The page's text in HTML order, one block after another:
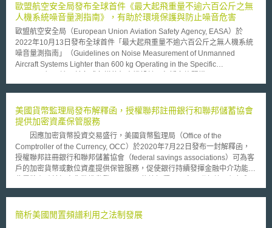
歐盟航空安全局發布全球首件《最大起飛重量不逾六百公斤之無
人機系統噪音量測指南》，有助於環境保護與防止噪音危害
歐盟航空安全局（European Union Aviation Safety Agency, EASA）於
2022年10月13日發布全球首件「最大起飛重量不逾六百公斤之無人機系統
噪音量測指南」（Guidelines on Noise Measurement of Unmanned
Aircraft Systems Lighter than 600 kg Operating in the Specific
（multicopters）、固定翼航空器（fixed-wing aircraft）、直升機與動力起
（Low and Medium Risk）特定類別無人機運行時，具一致性的噪音量測程
序與方法。該方法係考量實際層面與心理聲學（psychoacoustics），即有
最大起飛重量（Maximum Take-Off Weight, MTOM）小於600公斤的無人
機，以落實歐盟環境保護的高度水準，並防止噪音對人體健康的重大影響。
而所謂特定類別（specific category）包括包裹遞送、電力巡檢、鳥類管制
（bird control）、測繪服務（mapping services）、空中監視（aerial
降低噪音。同時，無人機製造商、營運商或噪音量測組織，亦可依據該指南
美國貨幣監理局發布解釋函，授權聯邦註冊銀行和聯邦儲蓄協會
提供加密資產保管服務
因應加密貨幣投資交易盛行，美國貨幣監理局（Office of the
Comptroller of the Currency, OCC）於2020年7月22日發布一封解釋函，
授權聯邦註冊銀行和聯邦儲蓄協會（federal savings associations）可為客
戶的加密貨幣或數位資產提供保管服務，促使銀行持續發揮金融中介功能。
聯邦儲蓄協會若從事加密貨幣保管業務，主要注意要點包含必須制定健全的
全可靠之方式進行，包含建立適當系統以識別、衡量、監控和控制其保管服
簡析美國閒置頻譜利用之法制發展